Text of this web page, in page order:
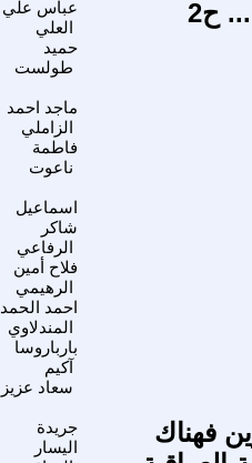
عباس علي
العلي
ح2
حميد
طولست
ماجد احمد
الزاملي
فاطمة
ناعوت
اسماعيل
شاكر
الرفاعي
فلاح أمين
الرهيمي
احمد الحمد
المندلاوي
بارباروسا
آكيم
سعاد عزيز
جريدة
اليسار
العناوين فهناك